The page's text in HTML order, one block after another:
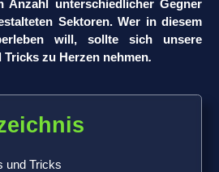
Anzahl unterschiedlicher Gegner
Sektoren. Wer in diesem
will, sollte sich unsere
zu Herzen nehmen.
und Tricks